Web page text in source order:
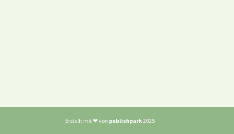
Erstellt mit ❤ von publishpark2025